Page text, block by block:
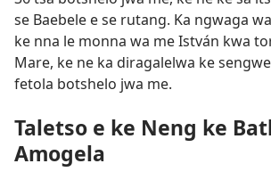
se Baebele e se rutang. Ka ngwaga
ke nna le monna wa me István kwa
Mare, ke ne ka diragalelwa ke
fetola botshelo jwa me.
Taletso e ke Neng ke
Amogela